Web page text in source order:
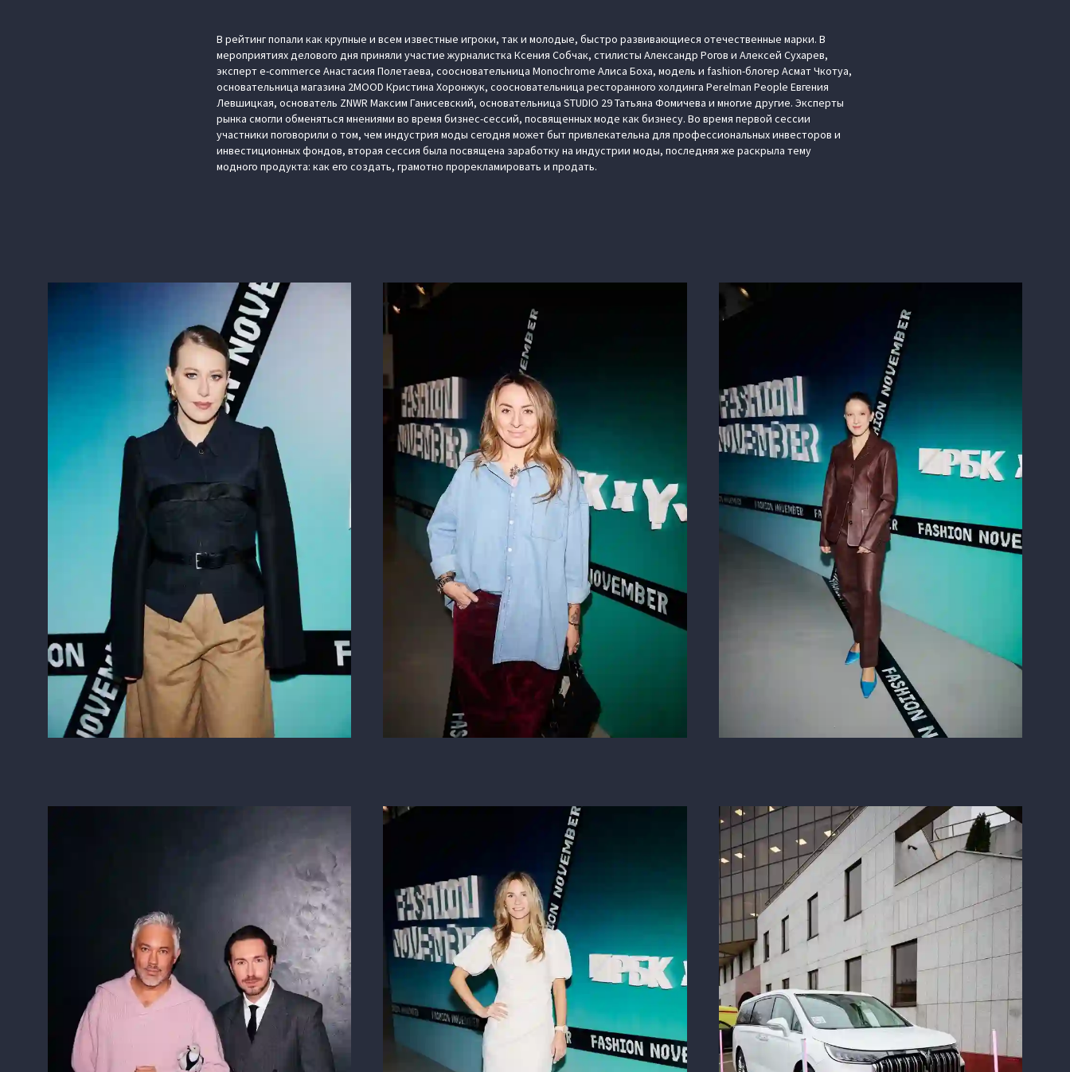
В рейтинг попали как крупные и всем известные игроки, так и молодые, быстро развивающиеся отечественные марки. В
мероприятиях делового дня приняли участие журналистка Ксения Собчак, стилисты Александр Рогов и Алексей Сухарев,
эксперт e-commerce Анастасия Полетаева, соосновательница Monochrome Алиса Боха, модель и fashion-блогер Асмат Чкотуа,
основательница магазина 2MOOD Кристина Хоронжук, соосновательница ресторанного холдинга Perelman People Евгения
Левшицкая, основатель ZNWR Максим Ганисевский, основательница STUDIO 29 Татьяна Фомичева и многие другие. Эксперты
рынка смогли обменяться мнениями во время бизнес-сессий, посвященных моде как бизнесу. Во время первой сессии
участники поговорили о том, чем индустрия моды сегодня может быт привлекательна для профессиональных инвесторов и
инвестиционных фондов, вторая сессия была посвящена заработку на индустрии моды, последняя же раскрыла тему
модного продукта: как его создать, грамотно прорекламировать и продать.